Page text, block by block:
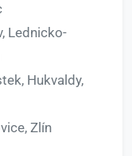
Lednicko-
Hukvaldy,
Zlín